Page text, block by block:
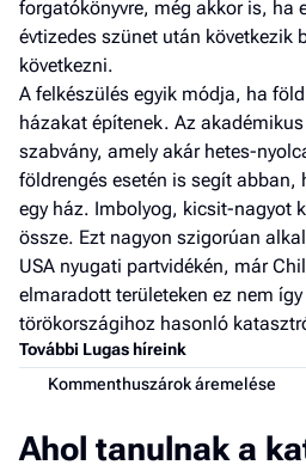
forgatókönyvre, még akkor is, ha
évtizedes szünet után következik
következni.
A felkészülés egyik módja, ha
házakat építenek. Az
szabvány, amely akár hetes-
földrengés esetén is segít abban,
egy ház. Imbolyog, kicsit-nagyot
össze. Ezt nagyon szigorúan
USA nyugati partvidékén, már
elmaradott területeken ez nem
törökországihoz hasonló
További Lugas híreink
Kommenthuszárok áremelése
Ahol tanulnak a